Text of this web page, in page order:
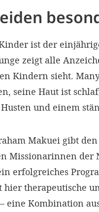
ist der
zeigt alle
Kindern sieht.
seine Haut ist
und einem
Makuei gibt
Missionarinnen
erfolgreiches
therapeutische
eine Kombination